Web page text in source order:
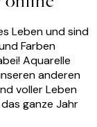
Leben und sind
Farben
Aquarelle
anderen
voller Leben
ganze Jahr